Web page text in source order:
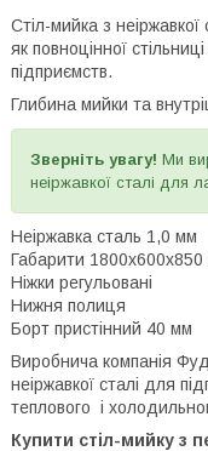
Стіл-мийка з
як повноцінної
підприємств.
Глибина мийки та
Зверніть увагу! Ми
неіржавкої сталі для
Неіржавка сталь 1,0 мм
Габарити
Ніжки регульовані
Нижня полиця
Борт пристінний 40 мм
Виробнича компанія
неіржавкої сталі для
теплового і
Купити стіл-мийку з